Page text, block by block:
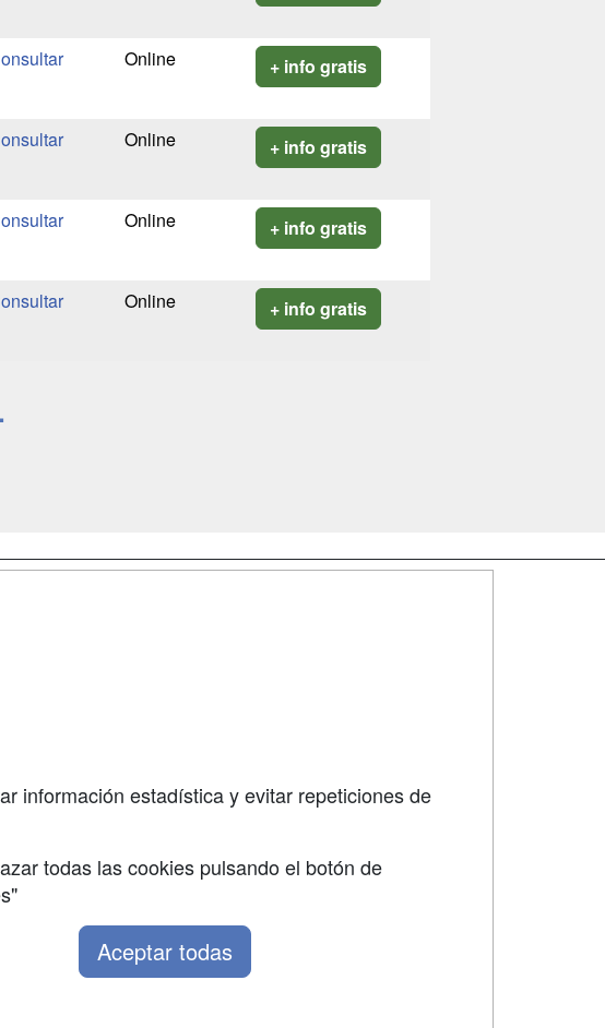
Online + info gratis
Online + info gratis
Online + info gratis
Online + info gratis
información estadística y evitar repeticiones de
todas las cookies pulsando el botón de
Aceptar todas